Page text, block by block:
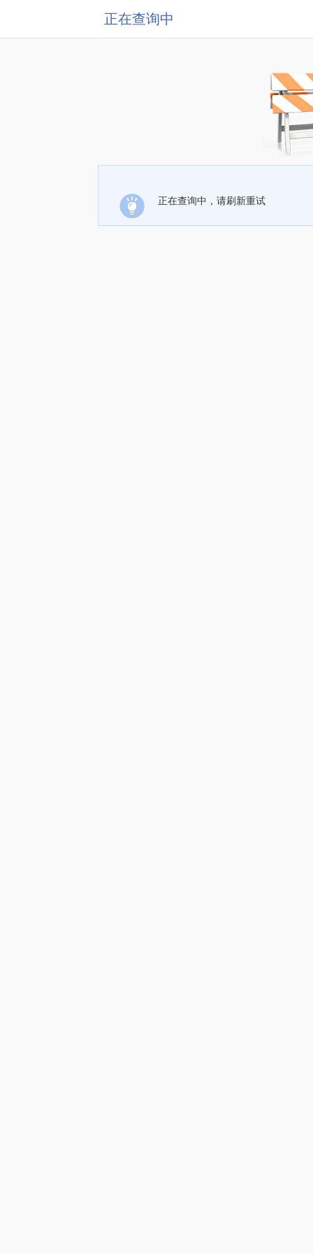
正在查询中
正在查询中，请刷新重试